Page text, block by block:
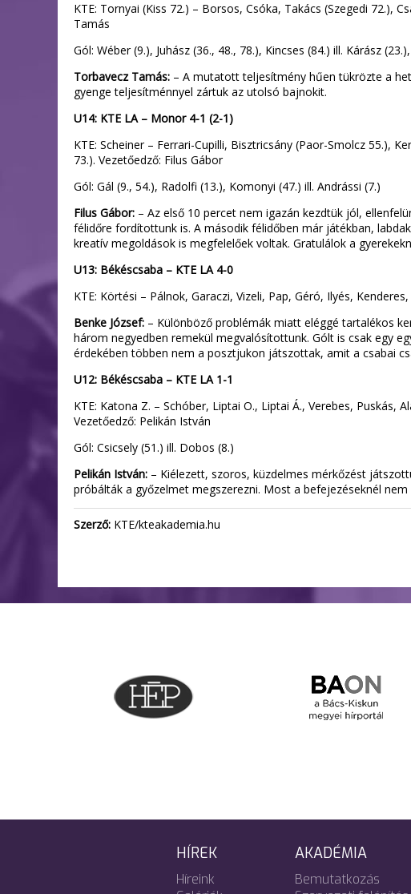
KTE: Tornyai (Kiss 72.) – Borsos, Csóka, Takács (Szegedi 72.),
Tamás
Gól: Wéber (9.), Juhász (36., 48., 78.), Kincses (84.) ill. Kárász
Torbavecz Tamás: – A mutatott teljesítmény hűen tükrözte a
gyenge teljesítménnyel zártuk az utolsó bajnokit.
U14: KTE LA – Monor 4-1 (2-1)
KTE: Scheiner – Ferrari-Cupilli, Bisztricsány (Paor-Smolcz 55.),
73.). Vezetőedző: Filus Gábor
Gól: Gál (9., 54.), Radolfi (13.), Komonyi (47.) ill. Andrássi (7.)
Filus Gábor: – Az első 10 percet nem igazán kezdtük jól,
félidőre fordítottunk is. A második félidőben már játékban,
kreatív megoldások is megfelelőek voltak. Gratulálok a
U13: Békéscsaba – KTE LA 4-0
KTE: Körtési – Pálnok, Garaczi, Vizeli, Pap, Géró, Ilyés,
Benke József: – Különböző problémák miatt eléggé tartalékos
három negyedben remekül megvalósítottunk. Gólt is csak egy
érdekében többen nem a posztjukon játszottak, amit a csabai
U12: Békéscsaba – KTE LA 1-1
KTE: Katona Z. – Schóber, Liptai O., Liptai Á., Verebes, Puskás,
Vezetőedző: Pelikán István
Gól: Csicsely (51.) ill. Dobos (8.)
Pelikán István: – Kiélezett, szoros, küzdelmes mérkőzést
próbálták a győzelmet megszerezni. Most a befejezéseknél
Szerző: KTE/kteakademia.hu
HÍREK
Híreink
AKADÉMIA
Bemutatkozás